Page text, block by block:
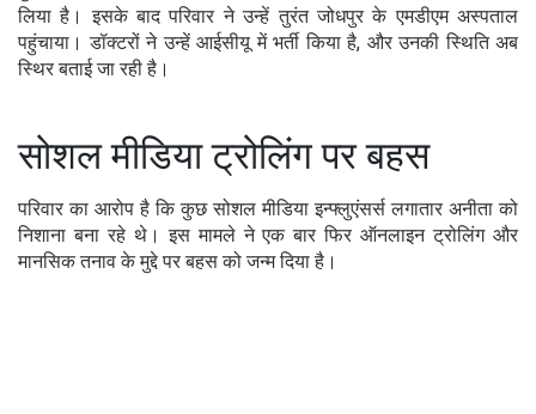
लिया है। इसके बाद परिवार ने उन्हें तुरंत जोधपुर के एमडीएम अस्पताल
पहुंचाया। डॉक्टरों ने उन्हें आईसीयू में भर्ती किया है, और उनकी स्थिति अब
स्थिर बताई जा रही है।
सोशल मीडिया ट्रोलिंग पर बहस
परिवार का आरोप है कि कुछ सोशल मीडिया इन्फ्लुएंसर्स लगातार अनीता को
निशाना बना रहे थे। इस मामले ने एक बार फिर ऑनलाइन ट्रोलिंग और
मानसिक तनाव के मुद्दे पर बहस को जन्म दिया है।